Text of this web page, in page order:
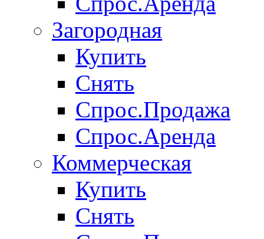
Загородная
Купить
Снять
Спрос.Продажа
Спрос.Аренда
Коммерческая
Купить
Снять